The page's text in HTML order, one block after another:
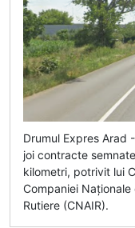
Drumul Expres Arad
joi contracte
kilometri, potrivit lui
Companiei
Rutiere (CNAIR).